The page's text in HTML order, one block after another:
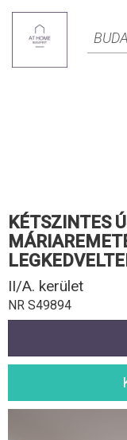
KÉTSZINTES
II/A. kerület
NR S49894